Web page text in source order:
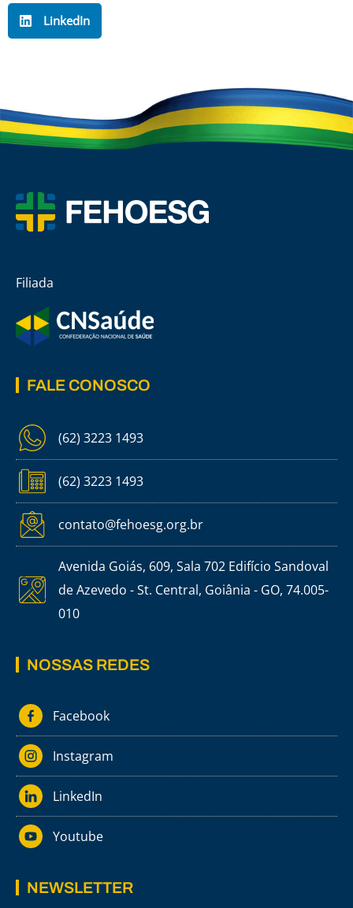
LinkedIn
Filiada
FALE CONOSCO
(62) 3223 1493
(62) 3223 1493
contato@fehoesg.org.br
Avenida Goiás, 609, Sala 702 Edifício Sandoval
de Azevedo - St. Central, Goiânia - GO, 74.005-
010
NOSSAS REDES
Facebook
Instagram
LinkedIn
Youtube
NEWSLETTER